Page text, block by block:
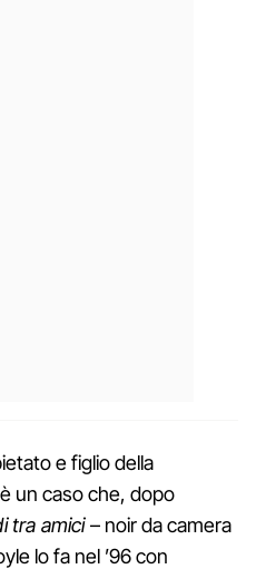
e figlio della
un caso che, dopo
tra amici– noir da camera
lo fa nel ’96 con